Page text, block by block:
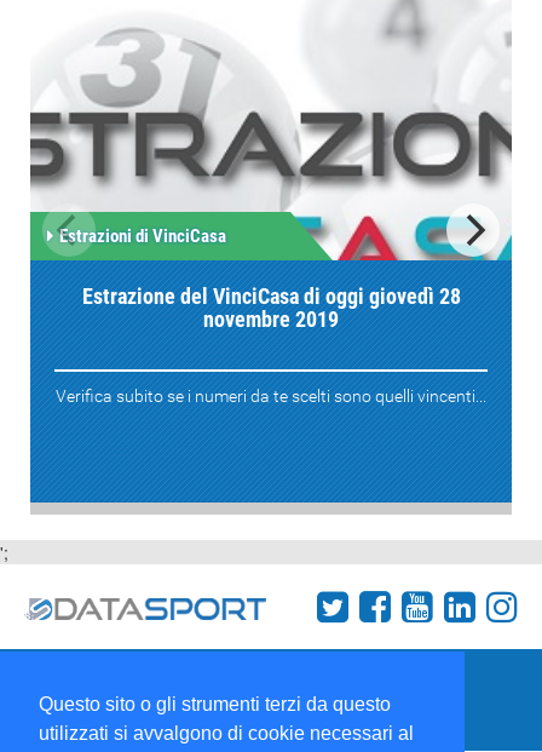
Questo sito o gli strumenti terzi da questo
utilizzati si avvalgono di cookie necessari al
Estrazioni di VinciCasa
Estrazione del VinciCasa di oggi giovedì 28
novembre 2019
Verifica subito se i numeri da te scelti sono quelli vincenti...
';
Collabora con noi